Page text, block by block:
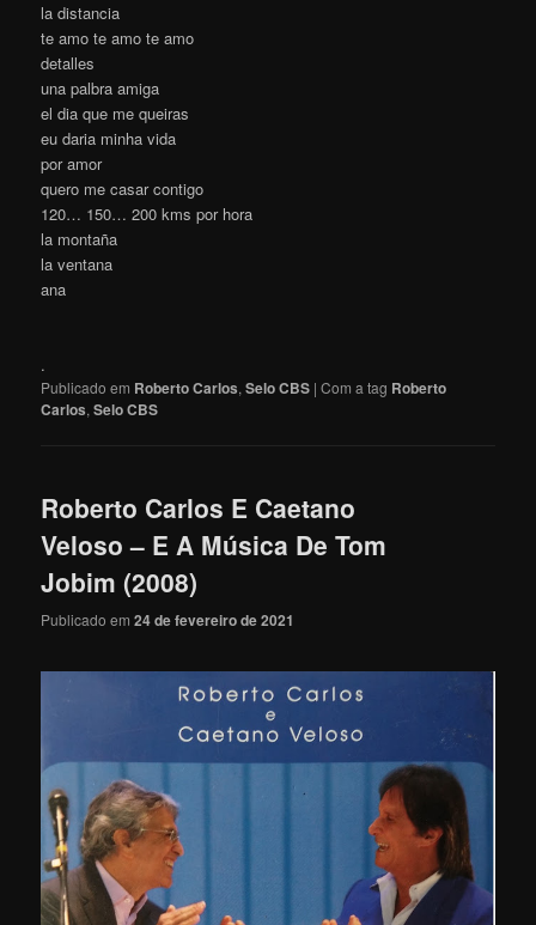
la distancia
te amo te amo te amo
detalles
una palbra amiga
el dia que me queiras
eu daria minha vida
por amor
quero me casar contigo
120… 150… 200 kms por hora
la montaña
la ventana
ana
.
Publicado em Roberto Carlos,Selo CBS |Com a tag Roberto
Carlos,Selo CBS
Roberto Carlos E Caetano
Veloso – E A Música De Tom
Jobim (2008)
Publicado em24 de fevereiro de 2021